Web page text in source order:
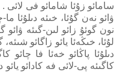
سامائو زۇئا شامائو فى لائى .
ۋائو نەن گۇئا، خىئە دىلۇئا
نون گوئۇ زائو لىن-گىئە
لۇئا، خىڭەئا يائو زاگائو شىئە،
دىلۇئا پاڭائو خەئا فا چائو
كاگىئە پى-لائى فە كادائو يائو